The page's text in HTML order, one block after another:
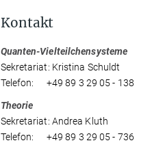
Kontakt
Quanten-Vielteilchensysteme
Sekretariat: Kristina Schuldt
Telefon: +49 89 3 29 05 - 138
Theorie
Sekretariat: Andrea Kluth
Telefon: +49 89 3 29 05 - 736